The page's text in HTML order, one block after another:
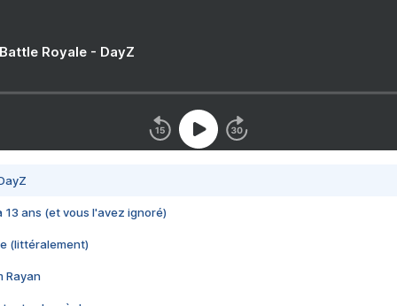
Royale - DayZ
13 ans (et vous l'avez ignoré)
(littéralement)
Rayan